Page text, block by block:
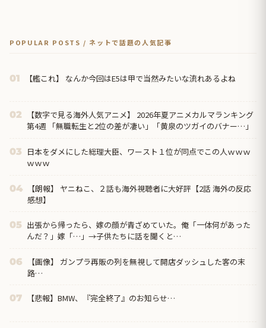
POPULAR POSTS / ネットで話題の人気記事
01 【艦これ】 なんか今回はE5は甲で当然みたいな流れあるよね
02
【数字で見る海外人気アニメ】 2026年夏アニメカルマランキング
第4週 「無職転生と2位の差が凄い」「黄泉のツガイのバナー…」
03
日本をダメにした総理大臣、ワースト１位が同点でこの人ｗｗｗ
ｗｗｗ
04
【朗報】 ヤニねこ、２話も海外視聴者に大好評【2話 海外の反応
感想】
05 出張から帰ったら、嫁の顔が青ざめていた。俺「一体何があった
んだ？」嫁「…」→子供たちに話を聞くと…
06
【画像】 ガンプラ再販の列を無視して開店ダッシュした客の末
路…
07 【悲報】BMW、『完全終了』のお知らせ…